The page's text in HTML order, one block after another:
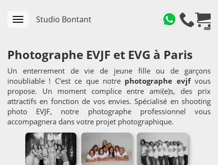
ToggleStudio Bontant
Photographe EVJF et EVG à Paris
Un enterrement de vie de jeune fille ou de garçons
inoubliable ! C'est ce que notre photographe evjfvous
propose. Un moment complice entre ami(e)s, des prix
attractifs en fonction de vos envies. Spécialisé en shooting
photo EVJF, notre photographe professionnel vous
accompagnera dans votre projet photographique.